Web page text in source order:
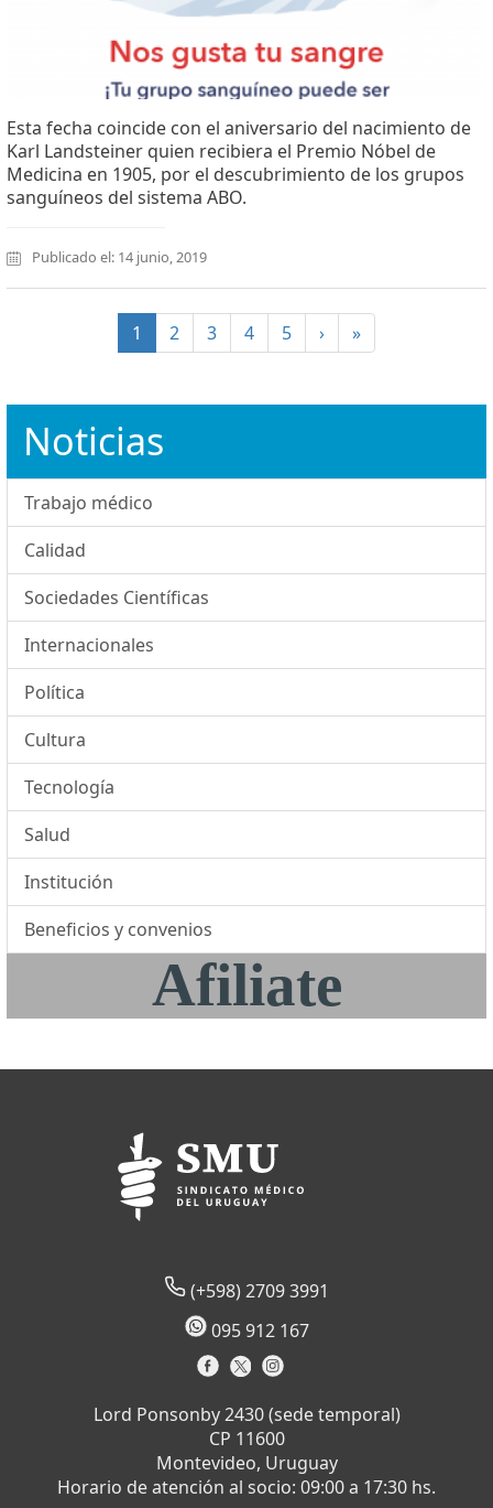
Esta fecha coincide con el aniversario del nacimiento de
Karl Landsteiner quien recibiera el Premio Nóbel de
Medicina en 1905, por el descubrimiento de los grupos
sanguíneos del sistema ABO.
Publicado el: 14 junio, 2019
1 (current)
2 3 4 5 › »
Noticias
Trabajo médico
Calidad
Sociedades Científicas
Internacionales
Política
Cultura
Tecnología
Salud
Institución
Beneficios y convenios
(+598) 2709 3991
095 912 167
Lord Ponsonby 2430 (sede temporal)
CP 11600
Montevideo, Uruguay
Horario de atención al socio: 09:00 a 17:30 hs.